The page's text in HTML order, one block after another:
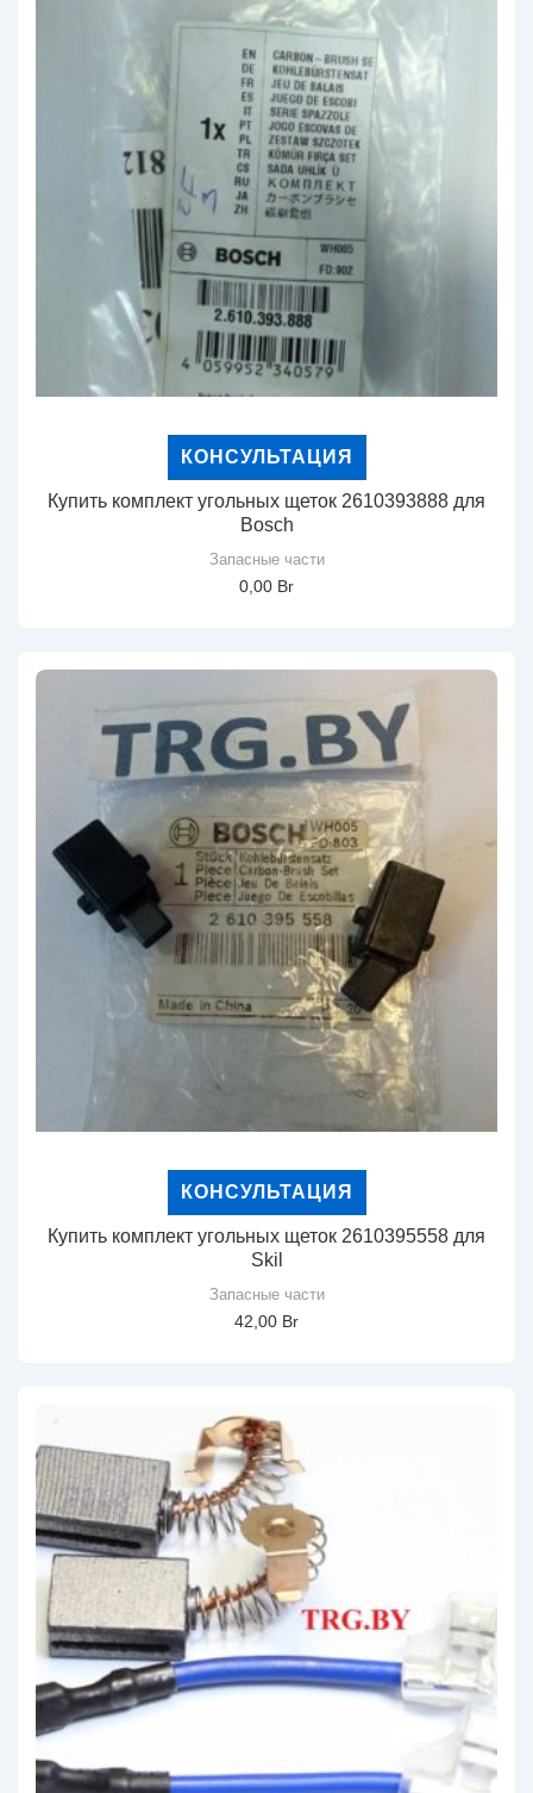
КОНСУЛЬТАЦИЯ
Купить комплект угольных щеток 2610393888 для
Bosch
Запасные части
0,00 Br
КОНСУЛЬТАЦИЯ
Купить комплект угольных щеток 2610395558 для
Skil
Запасные части
42,00 Br